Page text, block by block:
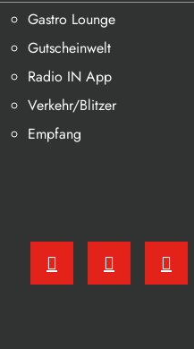
Gastro Lounge
Gutscheinwelt
Radio IN App
Verkehr/Blitzer
Empfang